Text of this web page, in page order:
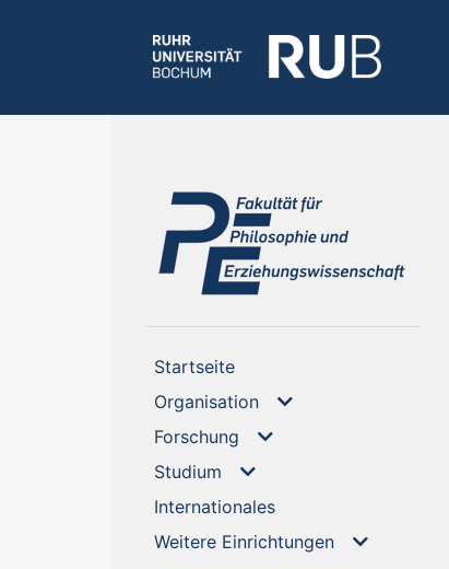
Startseite(current)
Organisation
Forschung
Studium
Internationales(current)
Weitere Einrichtungen